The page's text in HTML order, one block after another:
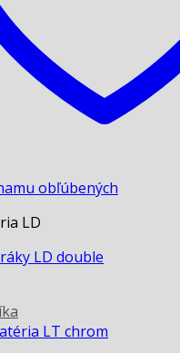
obľúbených
LD
LD double